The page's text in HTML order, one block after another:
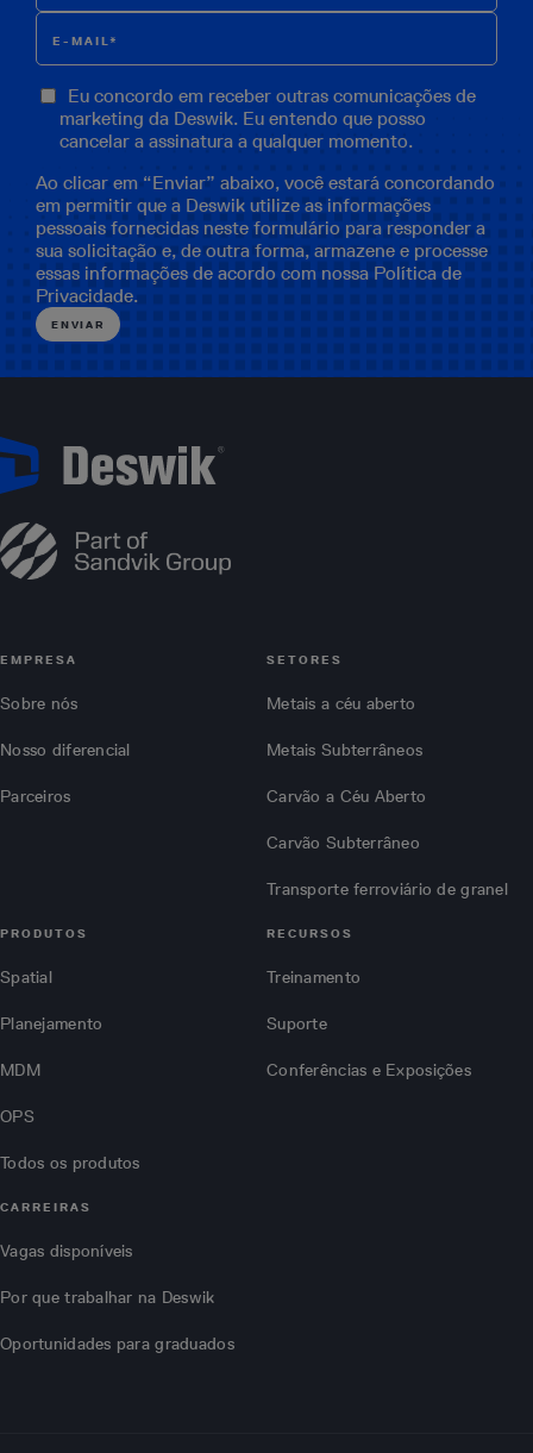
Eu concordo em receber outras comunicações de
marketing da Deswik. Eu entendo que posso
cancelar a assinatura a qualquer momento.
Ao clicar em “Enviar” abaixo, você estará concordando
em permitir que a Deswik utilize as informações
pessoais fornecidas neste formulário para responder a
sua solicitação e, de outra forma, armazene e processe
essas informações de acordo com nossa Política de
Privacidade.
EMPRESA
Sobre nós
Nosso diferencial
Parceiros
SETORES
Metais a céu aberto
Metais Subterrâneos
Carvão a Céu Aberto
Carvão Subterrâneo
Transporte ferroviário de granel
PRODUTOS
Spatial
Planejamento
MDM
OPS
Todos os produtos
RECURSOS
Treinamento
Suporte
Conferências e Exposições
CARREIRAS
Vagas disponíveis
Por que trabalhar na Deswik
Oportunidades para graduados